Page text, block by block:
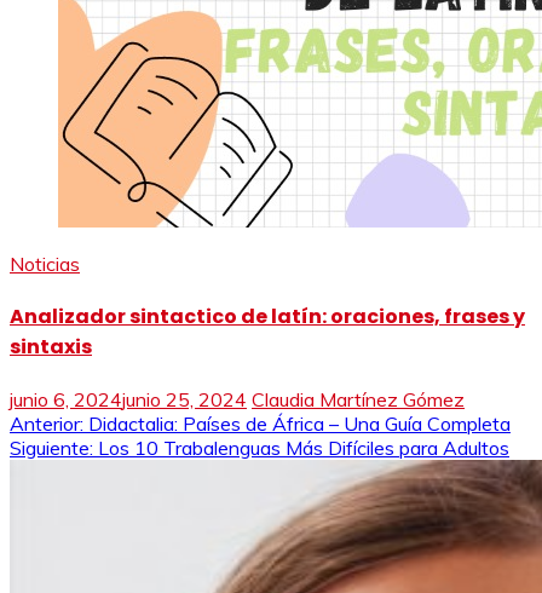
Noticias
Analizador sintactico de latín: oraciones, frases y
sintaxis
junio 6, 2024junio 25, 2024 Claudia Martínez Gómez
Navegación
Anterior: Didactalia: Países de África – Una Guía Completa
Siguiente: Los 10 Trabalenguas Más Difíciles para Adultos